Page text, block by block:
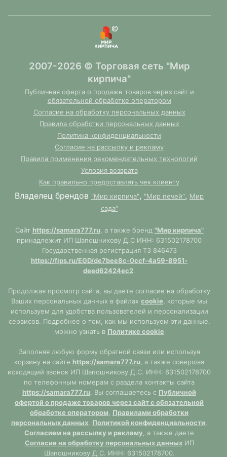
2007-2026 © Торговая сеть "Мир
кирпича"
Публичная оферта о продаже товаров через сайт и
обязательной обработке оператором
Согласие на обработку персональных данных
Правила обработки персональных данных
Политика конфиденциальности
Согласие на рассылку и рекламу
Правила применения рекомендательных технологий
Условия возврата
Как правильно предоставлять чек клиенту
Владелец брендов "Мир кирпича", "Мир печей", Мир
сада"
Сайт https://samara777.ru, а также бренд "Мир кирпича"
принадлежит ИП Шапошникову Д.С ИНН: 631502178700
Государственная регистрация ТЗ 846473
https://fips.ru/EGD/de7bee8c-0ccf-4a59-8951-
deed62424ec2.
Продолжая просмотр сайта, вы даете согласие на обработку
Ваших персональных данных в файлах cookie , которые мы
используем для удобства пользователей и персонализации
сервисов. Подробнее о том, как мы используем эти данные,
можно узнать в Политике cookie
Заполняя любую форму обратной связи или используя
корзину на сайте https://samara777.ru , а также совершая
исходящий звонок ИП Шапошникову Д.С. ИНН: 631502178700
по телефонным номерам с раздела контакты сайта
https://samara777.ru , Вы соглашаетесь с Публичной
офертой о продаже товаров через сайт с обязательной
обработке оператором
Правилами обработки
персональных данных Политикой конфиденциальности
Согласием на рассылку и рекламу , а также даете
Согласие на обработку персональных данныхИП
Шапошникову Д.С. ИНН: 631502178700.